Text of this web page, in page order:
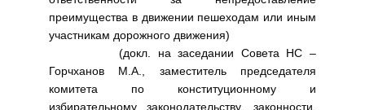
преимущества в движении пешеходам или иным
участникам дорожного движения)
(докл. на заседании Совета НС –
Горчханов М.А., заместитель председателя
комитета по конституционному и
избирательному законодательству, законности,